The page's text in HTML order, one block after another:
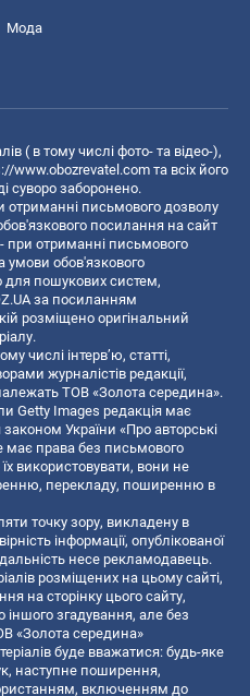
Мода
( в тому числі фото- та відео-),
www.obozrevatel.com та всіх його
суворо заборонено.
отриманні письмового дозволу
посилання на сайт
при отриманні письмового
умови обов'язкового
для пошукових систем,
за посиланням
розміщено оригінальний
числі інтерв’ю, статті,
журналістів редакції,
ТОВ «Золота середина».
Getty Images редакція має
України «Про авторські
має права без письмового
використовувати, вони не
перекладу, поширенню в
точку зору, викладену в
інформації, опублікованої
несе рекламодавець.
розміщених на цьому сайті,
на сторінку цього сайту,
іншого згадування, але без
«Золота середина»
буде вважатися: будь-яке
наступне поширення,
включенням до